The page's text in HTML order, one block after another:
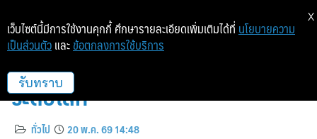
ยกระดับน้ำผึ้งไทยสู่ซูเปอร์แบรนด์
ระดับโลก
ทั่วไป 20 พ.ค. 69 14:48
เว็บไซต์นี้มีการใช้งานคุกกี้ ศึกษารายละเอียดเพิ่มเติมได้ที่ นโยบายความ
เป็นส่วนตัว และ ข้อตกลงการใช้บริการ
รับทราบ
X